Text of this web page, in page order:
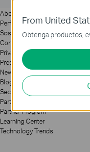
About
Perfil Coorporativo
Sostenibilidad
Contact Us
Privacy Policy
Press
News
Blog
Security Advisory
Partners
Partner Program
Learning Center
Technology Trends
From United
Obtenga productos,